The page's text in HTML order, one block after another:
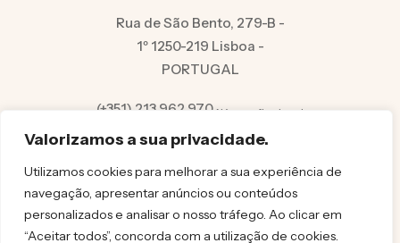
Valorizamos a sua privacidade.
Utilizamos cookies para melhorar a sua experiência de
navegação, apresentar anúncios ou conteúdos
personalizados e analisar o nosso tráfego. Ao clicar em
“Aceitar todos”, concorda com a utilização de cookies.
Rua de São Bento, 279-B -
1º 1250-219 Lisboa -
PORTUGAL
(+351) 213 962 970Número fixo local
info@felicita.pt
© FELICITA 2025